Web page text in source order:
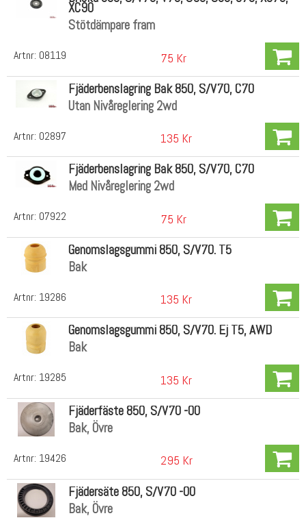
Artnr: 08119
XC90
Stötdämpare fram
75 Kr
Artnr: 02897
Fjäderbenslagring Bak 850, S/V70, C70
Utan Nivåreglering 2wd
135 Kr
Artnr: 07922
Fjäderbenslagring Bak 850, S/V70, C70
Med Nivåreglering 2wd
75 Kr
Artnr: 19286
Genomslagsgummi 850, S/V70. T5
Bak
135 Kr
Artnr: 19285
Genomslagsgummi 850, S/V70. Ej T5, AWD
Bak
135 Kr
Artnr: 19426
Fjäderfäste 850, S/V70 -00
Bak, Övre
295 Kr
Fjädersäte 850, S/V70 -00
Bak, Övre